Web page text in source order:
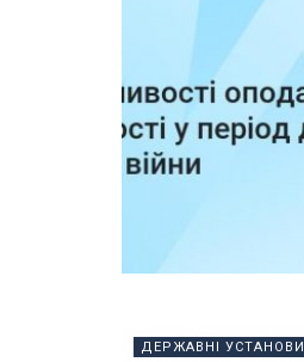
ДЕРЖАВНІ УСТАНОВИ